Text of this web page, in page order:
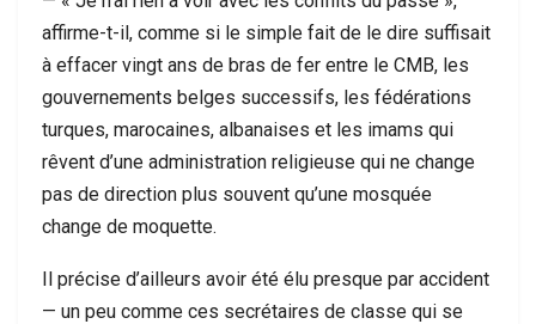
affirme-t-il, comme si le simple fait de le dire suffisait
à effacer vingt ans de bras de fer entre le CMB, les
gouvernements belges successifs, les fédérations
turques, marocaines, albanaises et les imams qui
rêvent d’une administration religieuse qui ne change
pas de direction plus souvent qu’une mosquée
change de moquette.
Il précise d’ailleurs avoir été élu presque par accident
— un peu comme ces secrétaires de classe qui se